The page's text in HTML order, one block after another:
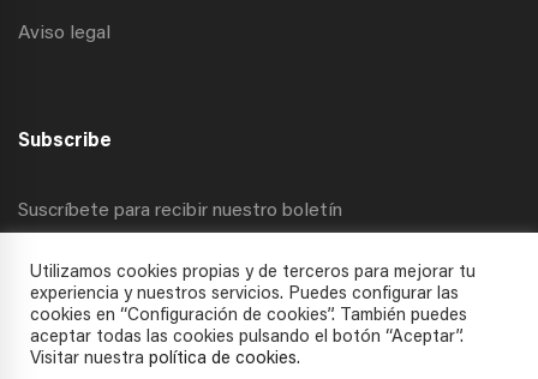
Aviso legal
Subscribe
Suscríbete para recibir nuestro boletín
Utilizamos cookies propias y de terceros para mejorar tu
experiencia y nuestros servicios. Puedes configurar las
cookies en “Configuración de cookies”. También puedes
aceptar todas las cookies pulsando el botón “Aceptar”.
Visitar nuestra política de cookies.